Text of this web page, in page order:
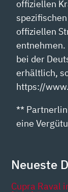
offiziellen
offiziellen
bei der
erhältlich,
https://
**
eine
Neueste
Cupra Raval